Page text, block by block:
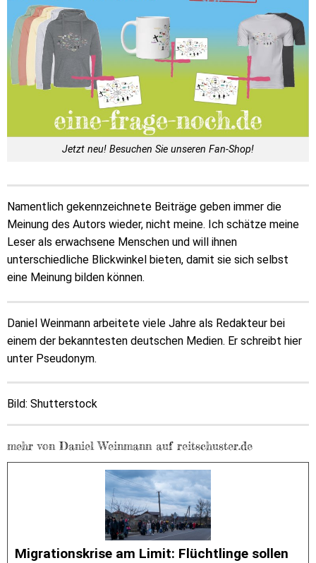
Jetzt neu! Besuchen Sie unseren Fan-Shop!
Namentlich gekennzeichnete Beiträge geben immer die
Meinung des Autors wieder, nicht meine. Ich schätze meine
Leser als erwachsene Menschen und will ihnen
unterschiedliche Blickwinkel bieten, damit sie sich selbst
eine Meinung bilden können.
Daniel Weinmann arbeitete viele Jahre als Redakteur bei
einem der bekanntesten deutschen Medien. Er schreibt hier
unter Pseudonym.
Bild: Shutterstock
mehr von Daniel Weinmann auf reitschuster.de
Migrationskrise am Limit: Flüchtlinge sollen